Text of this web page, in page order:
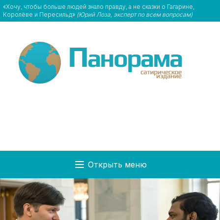
«Хочу, чтобы больше людей знало правду, а не сказки о Гагарине,
Королёве и Пересильд» (Юрий Лоза, эксперт по всем вопросам)
Открыть меню